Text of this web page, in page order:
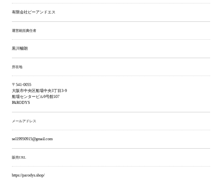
有限会社ピーアンドエス
運営統括責任者
黒川暢朗
所在地
〒541-0055
大阪市中央区船場中央3丁目3-9
船場センタービル9号館107
PARODYS
メールアドレス
sel19950915@gmail.com
販売URL
https://parodys.shop/